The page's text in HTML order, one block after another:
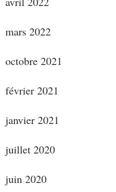
mars 2022
octobre 2021
février 2021
janvier 2021
juillet 2020
juin 2020